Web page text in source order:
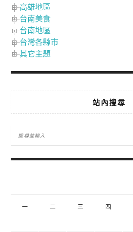
高雄地區
台南美食
台南地區
台灣各縣市
其它主題
站內搜尋
一 二 三 四